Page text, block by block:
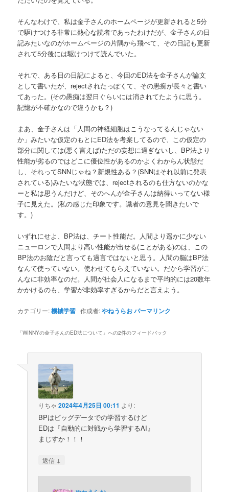
そんなわけで、私は金子さんのホームページが更新されると5分
で駆けつける非常に熱心な読者であったわけだが、金子さんの日
記みたいなのがホームページの片隅から飛べて、その日記も更新
されて5分後には駆けつけて読んでいた。
それで、ある日の日記によると、今回のED法を金子さんが論文
として書いたが、rejectされたっぽくて、その愚痴が長々と書い
てあった。(その愚痴は翌日ぐらいには消されてたように思う。
記憶が不確かなので違うかも？)
まあ、金子さんは「人間の神経細胞はこうなってるんじゃない
か」みたいな仮定のもとにED法を考案してるので、この仮定の
部分に関しては(悪く言えば)ただの妄想に過ぎないし、BP法より
性能が劣るのではどこに優位性があるのかよくわからん状態だ
し、それってSNNじゃね？新規性ある？(SNNはそれ以前に発表
されている)みたいな状態では、rejectされるのも仕方ないのかな
ーと私は思うんだけど、そのへんが金子さんは納得いってない様
子に見えた。(私の感じた印象です。識者の意見を聞きたいで
す。)
いずれにせよ、BP法は、チート性能だ。人間より遥かに少ない
ニューロンで人間より高い性能が出せる(ことがある)のは、この
BP法のお陰だと言っても過言ではないと思う。人間の脳はBP法
なんて使っていない。使わせてもらえていない。だから学習がこ
んなに非効率なのだ。人間が社会人になるまで平均的には20数年
かかけるのも、学習が非効率すぎるからだと言えよう。
カテゴリー:機械学習 作成者:やねうらおパーマリンク
「WINNYの金子さんのED法について 」への2件のフィードバック
りちゃ 2024年4月25日 00:11 より:
BPはビッグデータでの学習するけど
EDは『自動的に対戦から学習するAI』
まじすか！！！
返信 ↓